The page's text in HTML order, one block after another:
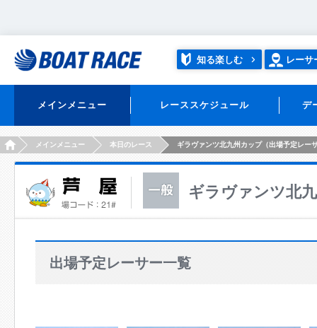
知る楽しむ レーサ
メインメニュー レーススケジュール デ
HOMEメインメニュー 本日のレース ギラヴァンツ北九州カップ（出場予定レー
ギラヴァンツ北
出場予定レーサー一覧